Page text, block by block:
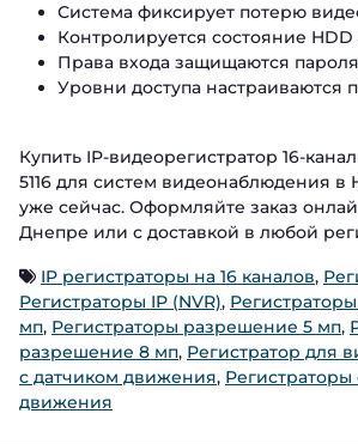
Система фиксирует потерю
Контролируется состояние HDD
Права входа защищаются
Уровни доступа настраиваются
Купить IP-видеорегистратор 16-
5116 для систем видеонаблюдения в
уже сейчас. Оформляйте заказ
Днепре или с доставкой в любой
IP регистраторы на 16 каналов,
Регистраторы IP (NVR),
мп, Регистраторы разрешение 5 мп,
разрешение 8 мп, Регистратор для
с датчиком движения, Регистраторы
движения